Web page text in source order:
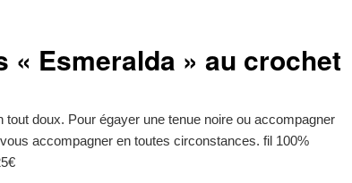
« Esmeralda » au crochet
tout doux. Pour égayer une tenue noire ou accompagner
accompagner en toutes circonstances. fil 100%